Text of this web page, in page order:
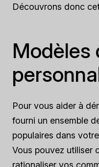
Découvrons donc
Modèles
Pour vous aider à
fourni un ensemble
populaires dans
Vous pouvez utiliser
rationaliser vos